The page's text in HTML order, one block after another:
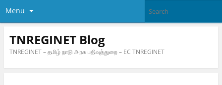
Menu
TNREGINET Blog
TNREGINET – தமிழ் நாடு அரசு பதிவுத்துறை – EC TNREGINET